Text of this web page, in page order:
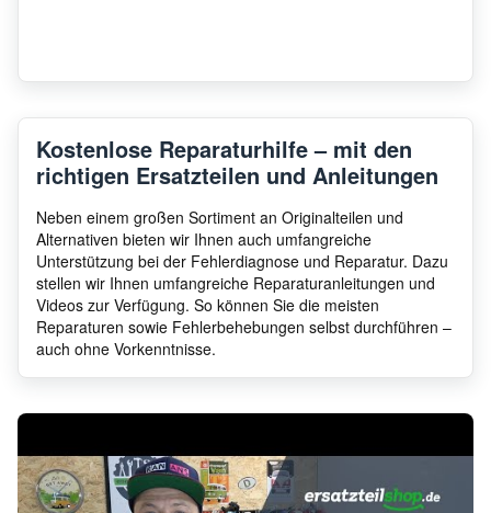
Kostenlose Reparaturhilfe – mit den
richtigen Ersatzteilen und Anleitungen
Neben einem großen Sortiment an Originalteilen und
Alternativen bieten wir Ihnen auch umfangreiche
Unterstützung bei der Fehlerdiagnose und Reparatur. Dazu
stellen wir Ihnen umfangreiche Reparaturanleitungen und
Videos zur Verfügung. So können Sie die meisten
Reparaturen sowie Fehlerbehebungen selbst durchführen –
auch ohne Vorkenntnisse.